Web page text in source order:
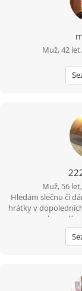
Muž, 42 let,
Muž, 56 let,
Hledám slečnu či
hrátky v